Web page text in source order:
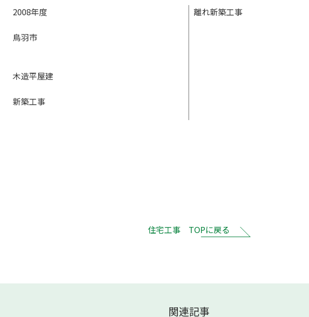
2008年度
鳥羽市
木造平屋建
新築工事
離れ新築工事
住宅工事 TOPに戻る
関連記事